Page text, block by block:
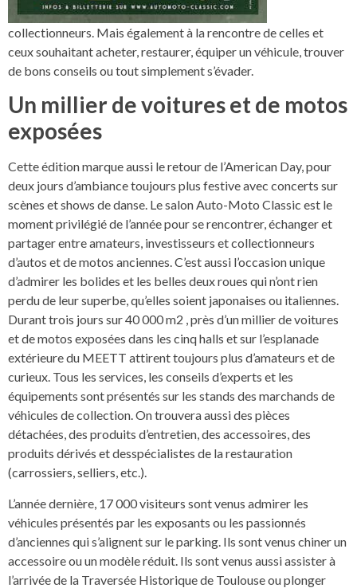
collectionneurs. Mais également à la rencontre de celles et
ceux souhaitant acheter, restaurer, équiper un véhicule, trouver
de bons conseils ou tout simplement s’évader.
Un millier de voitures et de motos
exposées
Cette édition marque aussi le retour de l’American Day, pour
deux jours d’ambiance toujours plus festive avec concerts sur
scènes et shows de danse. Le salon Auto-Moto Classic est le
moment privilégié de l’année pour se rencontrer, échanger et
partager entre amateurs, investisseurs et collectionneurs
d’autos et de motos anciennes. C’est aussi l’occasion unique
d’admirer les bolides et les belles deux roues qui n’ont rien
perdu de leur superbe, qu’elles soient japonaises ou italiennes.
Durant trois jours sur 40 000 m2 , près d’un millier de voitures
et de motos exposées dans les cinq halls et sur l’esplanade
extérieure du MEETT attirent toujours plus d’amateurs et de
curieux. Tous les services, les conseils d’experts et les
équipements sont présentés sur les stands des marchands de
véhicules de collection. On trouvera aussi des pièces
détachées, des produits d’entretien, des accessoires, des
produits dérivés et desspécialistes de la restauration
(carrossiers, selliers, etc.).
L’année dernière, 17 000 visiteurs sont venus admirer les
véhicules présentés par les exposants ou les passionnés
d’anciennes qui s’alignent sur le parking. Ils sont venus chiner un
accessoire ou un modèle réduit. Ils sont venus aussi assister à
l’arrivée de la Traversée Historique de Toulouse ou plonger